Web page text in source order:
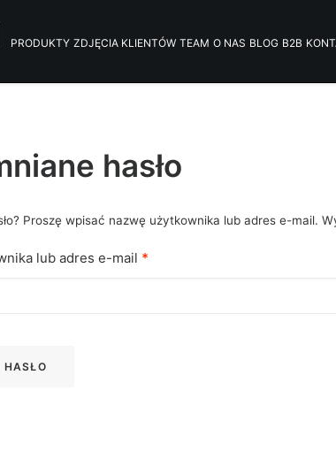
PRODUKTY ZDJĘCIA KLIENTÓW TEAM O NAS BLOG B2B
hasło
Proszę wpisać nazwę użytkownika lub adres e-mail.
lub adres e-mail *
HASŁO